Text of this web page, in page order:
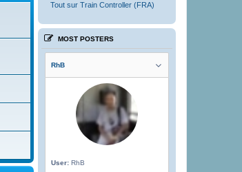
Tout sur Train Controller (FRA)
MOST POSTERS
RhB
User: RhB